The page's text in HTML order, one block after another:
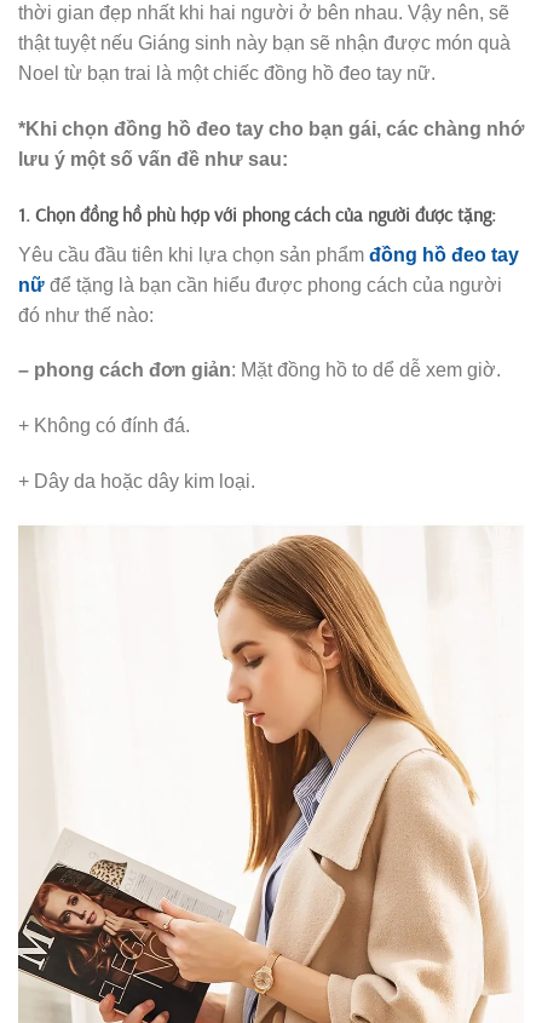
thời gian đẹp nhất khi hai người ở bên nhau. Vậy nên, sẽ
thật tuyệt nếu Giáng sinh này bạn sẽ nhận được món quà
Noel từ bạn trai là một chiếc đồng hồ đeo tay nữ.
*Khi chọn đồng hồ đeo tay cho bạn gái, các chàng nhớ
lưu ý một số vấn đề như sau:
1. Chọn đồng hồ phù hợp với phong cách của người được tặng:
Yêu cầu đầu tiên khi lựa chọn sản phẩm đồng hồ đeo tay
nữ để tặng là bạn cần hiểu được phong cách của người
đó như thế nào:
– phong cách đơn giản: Mặt đồng hồ to dể dễ xem giờ.
+ Không có đính đá.
+ Dây da hoặc dây kim loại.